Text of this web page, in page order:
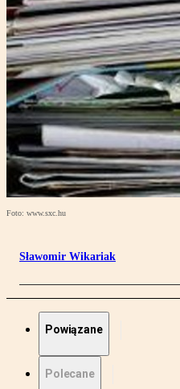
Foto: www.sxc.hu
Sławomir Wikariak
Powiązane
Polecane